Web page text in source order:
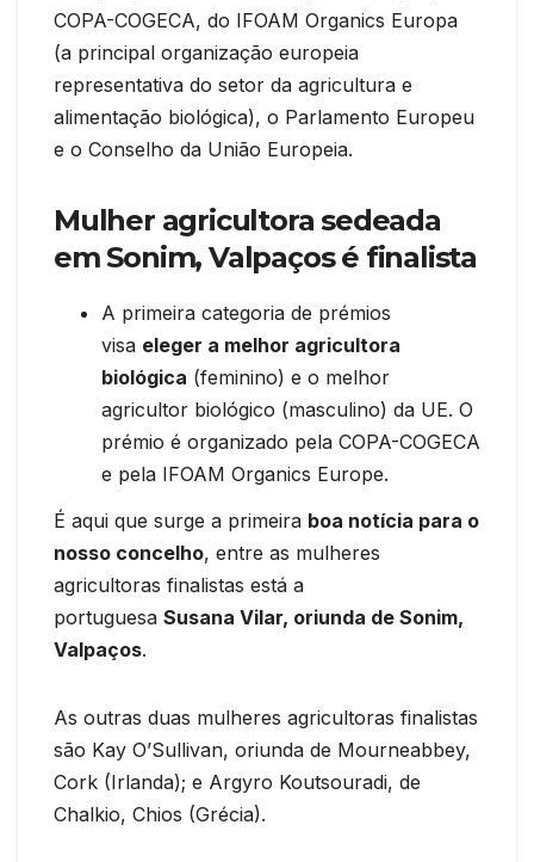
COPA-COGECA, do IFOAM Organics Europa
(a principal organização europeia
representativa do setor da agricultura e
alimentação biológica), o Parlamento Europeu
e o Conselho da União Europeia.
Mulher agricultora sedeada
em Sonim, Valpaços é finalista
A primeira categoria de prémios
visa eleger a melhor agricultora
biológica (feminino) e o melhor
agricultor biológico (masculino) da UE. O
prémio é organizado pela COPA-COGECA
e pela IFOAM Organics Europe.
É aqui que surge a primeira boa notícia para o
nosso concelho, entre as mulheres
agricultoras finalistas está a
portuguesa Susana Vilar, oriunda de Sonim,
Valpaços.
As outras duas mulheres agricultoras finalistas
são Kay O’Sullivan, oriunda de Mourneabbey,
Cork (Irlanda); e Argyro Koutsouradi, de
Chalkio, Chios (Grécia).